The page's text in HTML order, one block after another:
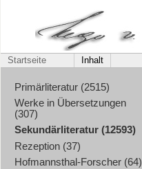
Startseite Inhalt
Primärliteratur (2515)
Werke in Übersetzungen
(307)
Sekundärliteratur (12593)
Rezeption (37)
Hofmannsthal-Forscher (64)